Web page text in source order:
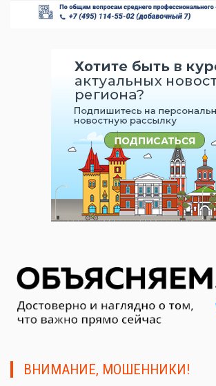
ВНИМАНИЕ, МОШЕННИКИ!